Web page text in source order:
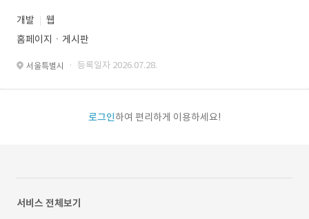
개발
웹
홈페이지ㆍ게시판
서울특별시 · 등록일자 2026.07.28.
로그인하여 편리하게 이용하세요!
서비스 전체보기